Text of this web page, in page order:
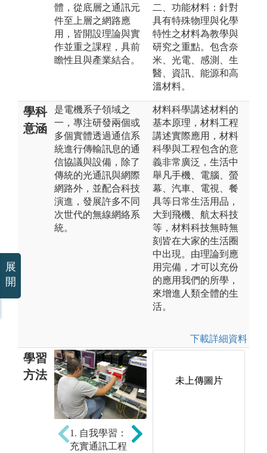
體，從底層之通訊元
件至上層之網路應
用，皆開設理論與實
作並重之課程，具前
瞻性且與產業結合。
二、功能材料：針對
具有特殊物理與化學
特性之材料為教學與
研究之重點。包含奈
米、光電、感測、生
醫、資訊、能源和高
溫材料。
學科
意涵
是電機系子領域之
一，專注研發兩個或
多個實體透過通信系
統進行傳輸訊息的通
信協議與設備，除了
傳統的光通訊與網際
網路外，並配合科技
演進，發展許多不同
次世代的無線網絡系
統。
材料科學講述材料的
基本原理，材料工程
講述實際應用，材料
科學與工程包含的意
義非常廣泛，生活中
舉凡手機、電腦、螢
幕、汽車、電視、餐
具等日常生活用品，
大到飛機、航太科技
等，材料科技無時無
刻皆在大家的生活圈
中出現。由理論到應
用完備，才可以充份
的應用我們的所學，
來增進人類全體的生
活。
下載詳細資料
學習
方法
1. 自我學習：
充實通訊工程
未上傳圖片
展
開